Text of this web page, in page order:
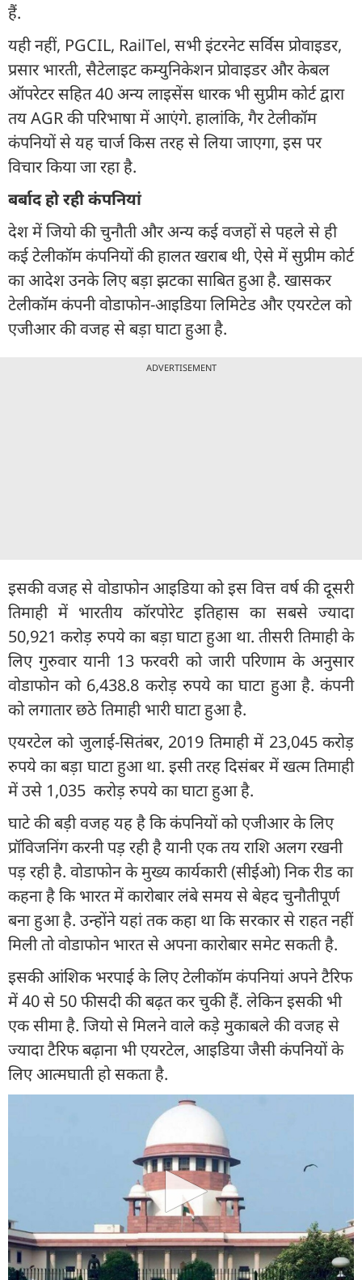
हैं.
यही नहीं, PGCIL, RailTel, सभी इंटरनेट सर्विस प्रोवाइडर,
प्रसार भारती, सैटेलाइट कम्युनिकेशन प्रोवाइडर और केबल
ऑपरेटर सहित 40 अन्य लाइसेंस धारक भी सुप्रीम कोर्ट द्वारा
तय AGR की परिभाषा में आएंगे. हालांकि, गैर टेलीकॉम
कंपनियों से यह चार्ज किस तरह से लिया जाएगा, इस पर
विचार किया जा रहा है.
बर्बाद हो रही कंपनियां
देश में जियो की चुनौती और अन्य कई वजहों से पहले से ही
कई टेलीकॉम कंपनियों की हालत खराब थी, ऐसे में सुप्रीम कोर्ट
का आदेश उनके लिए बड़ा झटका साबित हुआ है. खासकर
टेलीकॉम कंपनी वोडाफोन-आइडिया लिमिटेड और एयरटेल को
एजीआर की वजह से बड़ा घाटा हुआ है.
ADVERTISEMENT
इसकी वजह से वोडाफोन आइडिया को इस वित्त वर्ष की दूसरी
तिमाही में भारतीय कॉरपोरेट इतिहास का सबसे ज्यादा
50,921 करोड़ रुपये का बड़ा घाटा हुआ था. तीसरी तिमाही के
लिए गुरुवार यानी 13 फरवरी को जारी परिणाम के अनुसार
वोडाफोन को 6,438.8 करोड़ रुपये का घाटा हुआ है. कंपनी
को लगातार छठे तिमाही भारी घाटा हुआ है.
एयरटेल को जुलाई-सितंबर, 2019 तिमाही में 23,045 करोड़
रुपये का बड़ा घाटा हुआ था. इसी तरह दिसंबर में खत्म तिमाही
में उसे 1,035 करोड़ रुपये का घाटा हुआ है.
घाटे की बड़ी वजह यह है कि कंपनियों को एजीआर के लिए
प्रॉविजनिंग करनी पड़ रही है यानी एक तय राशि अलग रखनी
पड़ रही है. वोडाफोन के मुख्य कार्यकारी (सीईओ) निक रीड का
कहना है कि भारत में कारोबार लंबे समय से बेहद चुनौतीपूर्ण
बना हुआ है. उन्होंने यहां तक कहा था कि सरकार से राहत नहीं
मिली तो वोडाफोन भारत से अपना कारोबार समेट सकती है.
इसकी आंश‍िक भरपाई के लिए टेलीकॉम कंपनियां अपने टैरिफ
में 40 से 50 फीसदी की बढ़त कर चुकी हैं. लेकिन इसकी भी
एक सीमा है. जियो से मिलने वाले कड़े मुकाबले की वजह से
ज्यादा टैरिफ बढ़ाना भी एयरटेल, आइडिया जैसी कंपनियों के
लिए आत्मघाती हो सकता है.